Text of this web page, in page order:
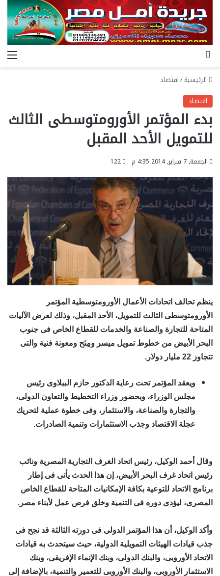
الرئيسية/اقتصاد
اقتصاد
بدء المؤتمر الأورومتوسطى الثالث
للتمويل الأحد المقبل
الجمعة, 7 فبراير, 2014 4:35 م 122
ينظم تحالف اتحادات الأعمال الأورومتوسطية المؤتمر
الأورومتوسطى الثالث للتمويل، الأحد المقبل، وذلك لعرض الآليات
المتاحة للتجارة والصناعة والخدمات للقطاع الخاص فى جنوب
البحر الأبيض من خطوط تمويل ميسر ومِنَح ومعونة فنية والتى
تتجاوز 22 مليار دولار.
ويعقد المؤتمر تحت رعاية الدكتور حازم الببلاوى رئيس
مجلس الوزراء، وبحضور وزراء التخطيط والتعاون الدولى،
والتجارة والصناعة، والاستثمار، وفى خطوة عملية لتحريك
عجلة الاقتصاد وجذب الاستثمارات وتنمية الصادرات.
وقال أحمد الوكيل، رئيس اتحاد الغرف التجارية المصرية ونائب
رئيس اتحاد غرف البحر الأبيض، إن هذا الحدث يأتى فى إطار
برنامج الاتحاد للتوعية بكافة الإمكانيات المتاحة للقطاع الخاص
المصرى، ليؤدى دوره فى التنمية وخلق فرص عمل لأبناء مصر.
وأكد الوكيل، أن هذا المؤتمر الدولى فى دورته الثالثة قد نجح فى
جذب قيادات الهيئات التمويلية الدولية، حيث سيتحدث به قيادات
الاتحاد الأوروبى، والبنك الدولى، وبنك الإنماء الإفريقى، وبنك
الاستثمار الأوروبى، والبنك الأوروبى للتعمير والتنمية، بالإضافة إلى